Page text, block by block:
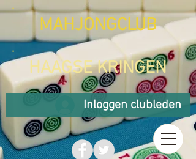
MAHJONGCLUB
HAAGSE KRINGEN
Inloggen clubleden